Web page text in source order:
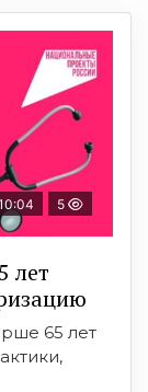
5
лет
65 лет